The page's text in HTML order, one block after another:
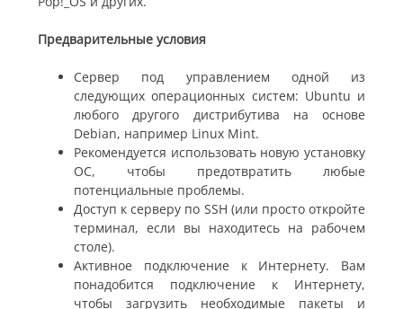
Предварительные условия
Сервер под управлением одной из
следующих операционных систем: Ubuntu и
любого другого дистрибутива на основе
Debian, например Linux Mint.
Рекомендуется использовать новую установку
ОС, чтобы предотвратить любые
потенциальные проблемы.
Доступ к серверу по SSH (или просто откройте
терминал, если вы находитесь на рабочем
столе).
Активное подключение к Интернету. Вам
понадобится подключение к Интернету,
чтобы загрузить необходимые пакеты и